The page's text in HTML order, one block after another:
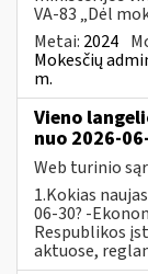
VA-83 „Dėl
Metai: 2024
Mokesčių
m.
Vieno
nuo 2026-
Web turinio
1.Kokias
06-30? -
Respublikos
aktuose,